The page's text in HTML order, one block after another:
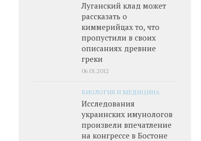
Луганский клад может
рассказать о
киммерийцах то, что
пропустили в своих
описаниях древние
греки
06.01.2012
БИОЛОГИЯ И МЕДИЦИНА
Исследования
украинских имунологов
произвели впечатление
на конгрессе в Бостоне